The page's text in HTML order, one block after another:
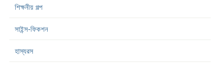
শিক্ষনীয় গল্প
সাইন্স-ফিকশন
হাস্যরস